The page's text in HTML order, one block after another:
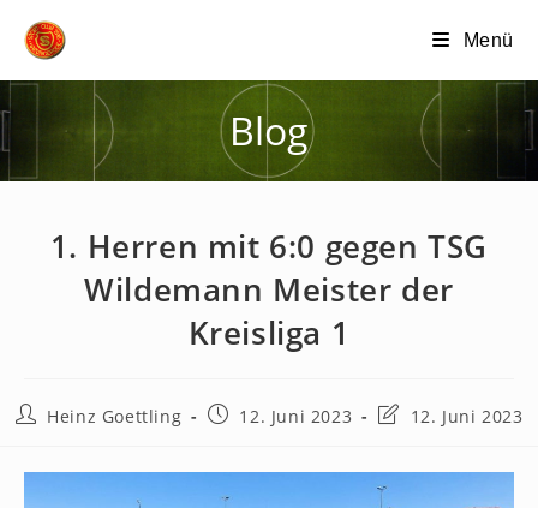
Inhalt
Menü
Blog
1. Herren mit 6:0 gegen TSG
Wildemann Meister der
Kreisliga 1
Beitrags-
Heinz Goettling
Beitrag12. Juni 2023
Beitrag
am:
12. Juni 2023